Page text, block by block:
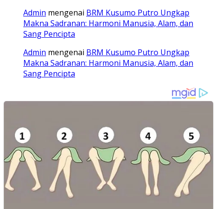
Admin mengenai BRM Kusumo Putro Ungkap
Makna Sadranan: Harmoni Manusia, Alam, dan
Sang Pencipta
Admin mengenai BRM Kusumo Putro Ungkap
Makna Sadranan: Harmoni Manusia, Alam, dan
Sang Pencipta